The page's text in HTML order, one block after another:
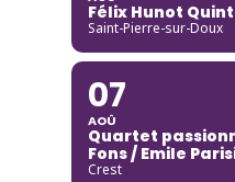
Félix Hunot
Saint-Pierre-sur-Doux
07
AOÛ
Quartet
Fons / Emile
Crest